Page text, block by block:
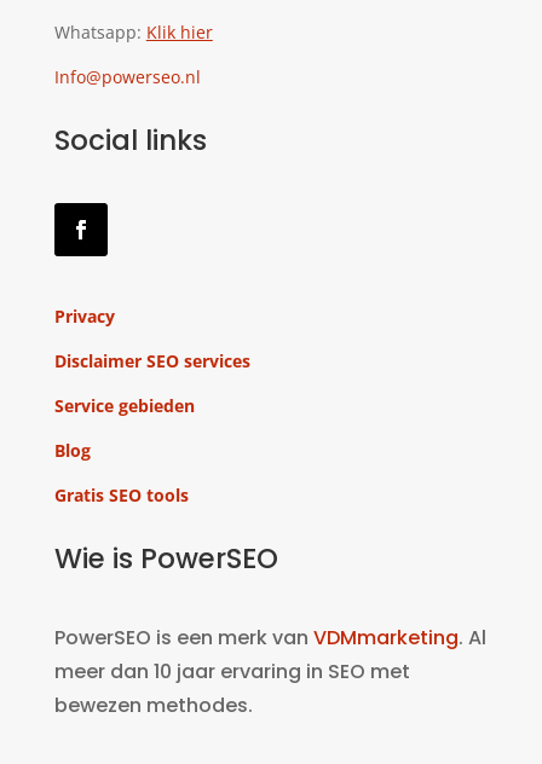
Whatsapp: Klik hier
Info@powerseo.nl
Social links
Privacy
Disclaimer SEO services
Service gebieden
Blog
Gratis SEO tools
Wie is PowerSEO
PowerSEO is een merk van VDMmarketing. Al
meer dan 10 jaar ervaring in SEO met
bewezen methodes.